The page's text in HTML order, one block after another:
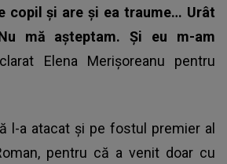
copil și are și ea traume… Urât
mă așteptam. Și eu m-am
Elena Merișoreanu pentru
l-a atacat și pe fostul premier al
pentru că a venit doar cu